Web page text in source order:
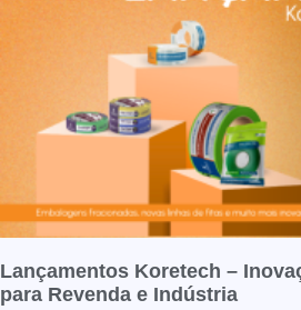
Lançamentos Koretech –
para Revenda e Indústria